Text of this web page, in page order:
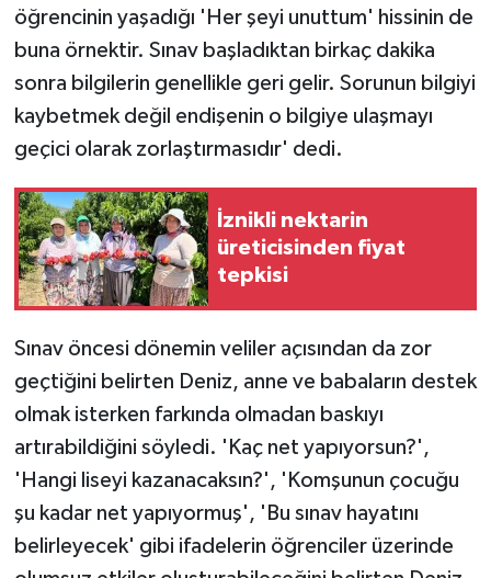
öğrencinin yaşadığı 'Her şeyi unuttum' hissinin de
buna örnektir. Sınav başladıktan birkaç dakika
sonra bilgilerin genellikle geri gelir. Sorunun bilgiyi
kaybetmek değil endişenin o bilgiye ulaşmayı
geçici olarak zorlaştırmasıdır' dedi.
İznikli nektarin
üreticisinden fiyat
tepkisi
Sınav öncesi dönemin veliler açısından da zor
geçtiğini belirten Deniz, anne ve babaların destek
olmak isterken farkında olmadan baskıyı
artırabildiğini söyledi. 'Kaç net yapıyorsun?',
'Hangi liseyi kazanacaksın?', 'Komşunun çocuğu
şu kadar net yapıyormuş', 'Bu sınav hayatını
belirleyecek' gibi ifadelerin öğrenciler üzerinde